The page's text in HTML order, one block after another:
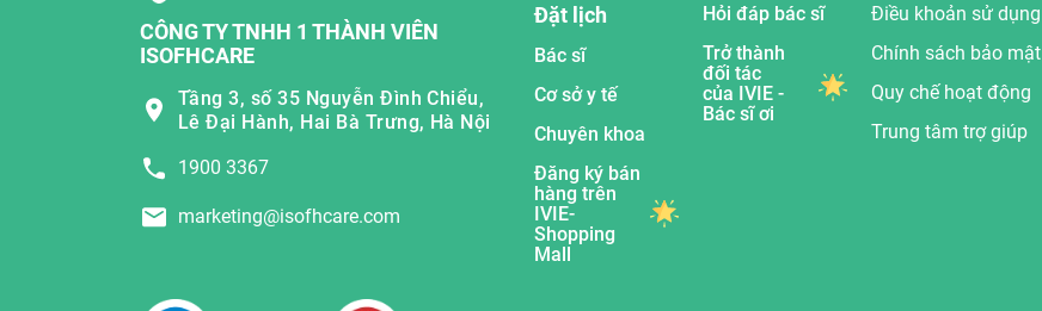
CÔNG TY TNHH 1 THÀNH VIÊN
ISOFHCARE
Tầng 3, số 35 Nguyễn Đình Chiểu,
Lê Đại Hành, Hai Bà Trưng, Hà Nội
1900 3367
marketing@isofhcare.com
Đặt lịch
Bác sĩ
Cơ sở y tế
Chuyên khoa
Đăng ký bán
hàng trên
IVIE-
Shopping
Mall
Hỏi đáp bác sĩ
Trở thành
đối tác
của IVIE -
Bác sĩ ơi
Điều khoản sử dụng
Chính sách bảo mật
Quy chế hoạt động
Trung tâm trợ giúp